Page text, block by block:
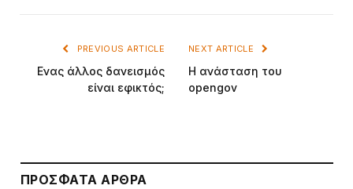
PREVIOUS ARTICLE
Ενας άλλος δανεισμός
είναι εφικτός;
NEXT ARTICLE
Η ανάσταση του
opengov
ΠΡΌΣΦΑΤΑ ΆΡΘΡΑ